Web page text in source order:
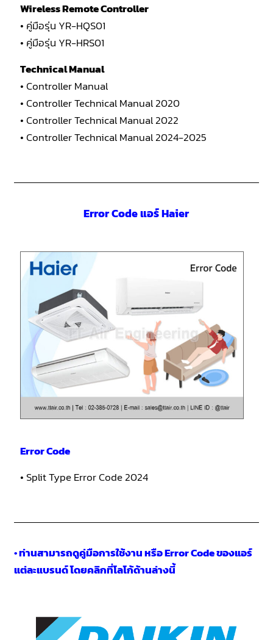
Wireless Remote Controller
• คู่มือรุ่น YR-HQS01
• คู่มือรุ่น YR-HRS01
Technical Manual
• Controller Manual
• Controller Technical Manual 2020
• Controller Technical Manual 2022
• Controller Technical Manual 2024-2025
Error Code แอร์ Haier
Error Code
• Split Type Error Code 2024
• ท่านสามารถดูคู่มือการใช้งาน หรือ Error Code ของแอร์
แต่ละแบรนด์ โดยคลิกที่โลโก้ด้านล่างนี้